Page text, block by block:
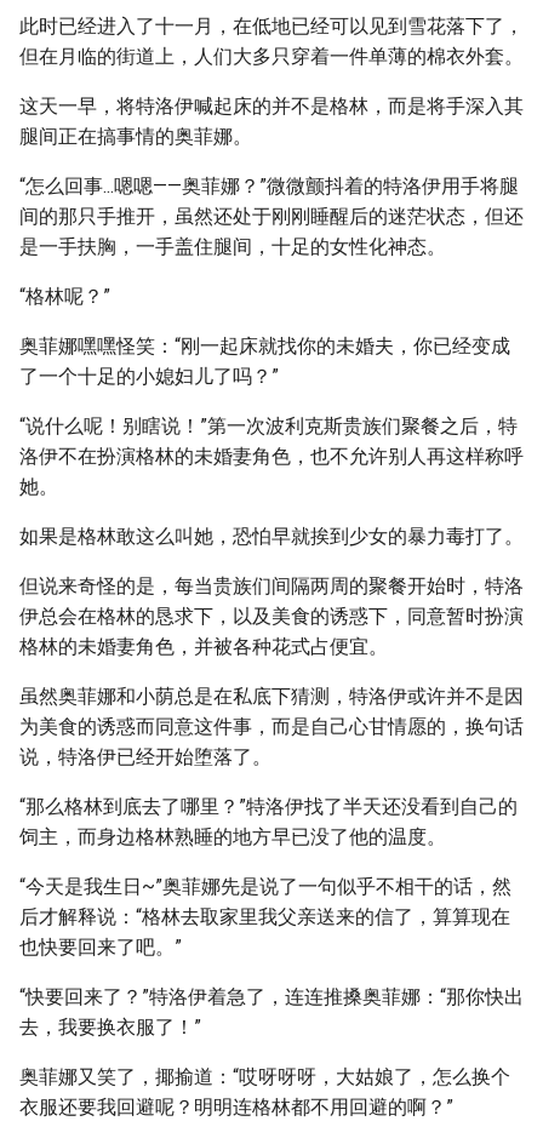
此时已经进入了十一月，在低地已经可以见到雪花落下了，
但在月临的街道上，人们大多只穿着一件单薄的棉衣外套。
这天一早，将特洛伊喊起床的并不是格林，而是将手深入其
腿间正在搞事情的奥菲娜。
“怎么回事...嗯嗯——奥菲娜？”微微颤抖着的特洛伊用手将腿
间的那只手推开，虽然还处于刚刚睡醒后的迷茫状态，但还
是一手扶胸，一手盖住腿间，十足的女性化神态。
“格林呢？”
奥菲娜嘿嘿怪笑：“刚一起床就找你的未婚夫，你已经变成
了一个十足的小媳妇儿了吗？”
“说什么呢！别瞎说！”第一次波利克斯贵族们聚餐之后，特
洛伊不在扮演格林的未婚妻角色，也不允许别人再这样称呼
她。
如果是格林敢这么叫她，恐怕早就挨到少女的暴力毒打了。
但说来奇怪的是，每当贵族们间隔两周的聚餐开始时，特洛
伊总会在格林的恳求下，以及美食的诱惑下，同意暂时扮演
格林的未婚妻角色，并被各种花式占便宜。
虽然奥菲娜和小荫总是在私底下猜测，特洛伊或许并不是因
为美食的诱惑而同意这件事，而是自己心甘情愿的，换句话
说，特洛伊已经开始堕落了。
“那么格林到底去了哪里？”特洛伊找了半天还没看到自己的
饲主，而身边格林熟睡的地方早已没了他的温度。
“今天是我生日~”奥菲娜先是说了一句似乎不相干的话，然
后才解释说：“格林去取家里我父亲送来的信了，算算现在
也快要回来了吧。”
“快要回来了？”特洛伊着急了，连连推搡奥菲娜：“那你快出
去，我要换衣服了！”
奥菲娜又笑了，揶揄道：“哎呀呀呀，大姑娘了，怎么换个
衣服还要我回避呢？明明连格林都不用回避的啊？”